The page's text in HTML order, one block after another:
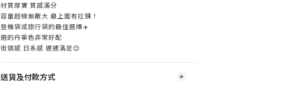
材質厚實 質感滿分
容量超級無敵大 最上面有拉鍊！
登機袋或旅行袋的最佳選擇✈️
選的丹寧色非常好配
街頭感 日系感 通通滿足😌
送貨及付款方式